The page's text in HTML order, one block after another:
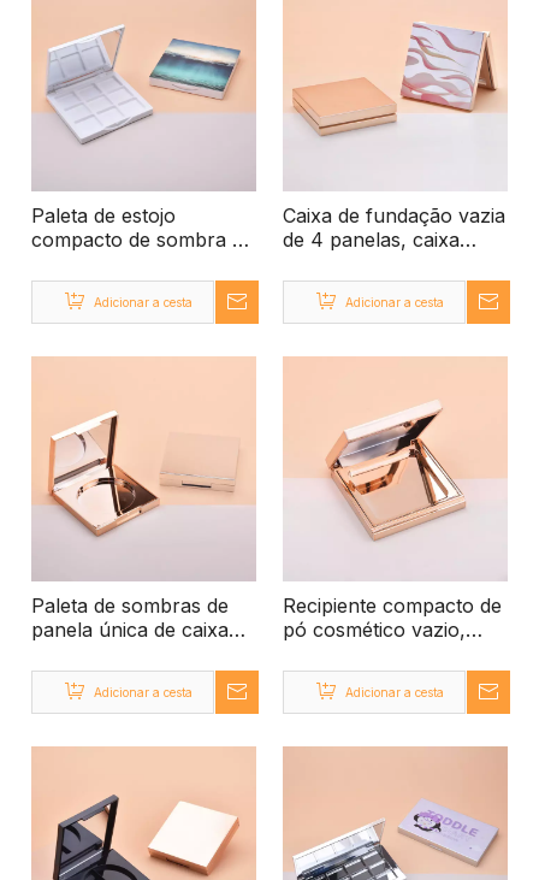
Paleta de estojo
compacto de sombra de
maquiagem compacto
de sombraAdicionar a cesta
Caixa de fundação vazia
de 4 panelas, caixa
plástico vazia
Adicionar a cesta
Paleta de sombras de
panela única de caixa
qualidade do fabricante
da ChinaAdicionar a cesta
Recipiente compacto de
pó cosmético vazio,
maquiagem vazio
Adicionar a cesta